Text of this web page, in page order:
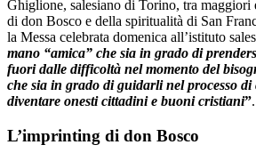
Ghiglione, salesiano di Torino, tra maggiori
di don Bosco e della spiritualità di San
la Messa celebrata domenica all’istituto
mano “amica” che sia in grado di
fuori dalle difficoltà nel momento del
che sia in grado di guidarli nel processo di
diventare onesti cittadini e buoni cristiani”.
L’imprinting di don Bosco